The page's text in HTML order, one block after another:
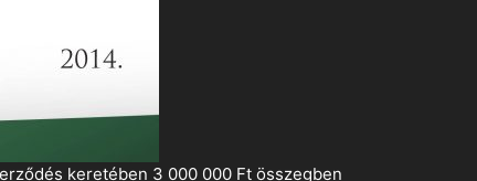
keretében 3 000 000 Ft összegben